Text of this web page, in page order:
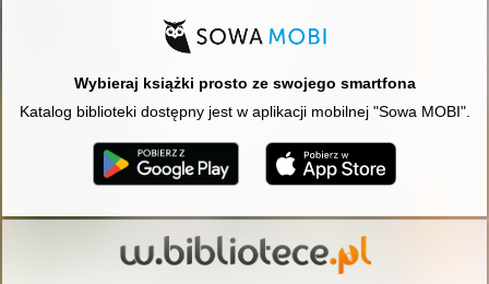
Wybieraj książki prosto ze swojego smartfona
Katalog biblioteki dostępny jest w aplikacji mobilnej "Sowa MOBI".